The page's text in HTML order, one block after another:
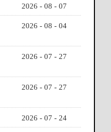
2026 - 08 - 07
2026 - 08 - 04
2026 - 07 - 27
2026 - 07 - 27
2026 - 07 - 24